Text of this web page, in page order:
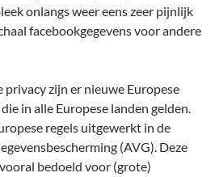
onlangs weer eens zeer pijnlijk
facebookgegevens voor andere
privacy zijn er nieuwe Europese
in alle Europese landen gelden.
regels uitgewerkt in de
(AVG). Deze
bedoeld voor (grote)